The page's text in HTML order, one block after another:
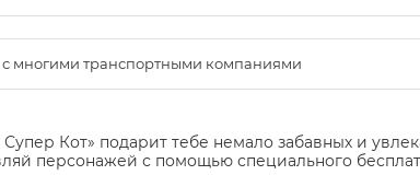
с многими транспортными компаниями
Кот» подарит тебе немало забавных и
персонажей с помощью специального